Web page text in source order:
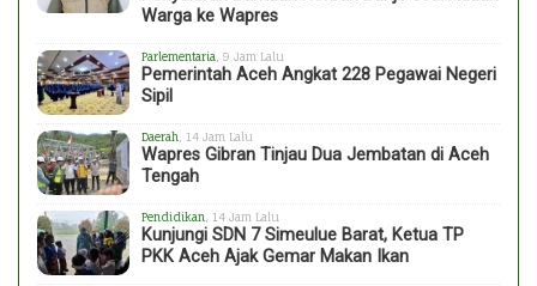
Warga ke Wapres
Parlementaria , 9 Jam Lalu
Pemerintah Aceh Angkat 228 Pegawai Negeri
Sipil
Daerah , 14 Jam Lalu
Wapres Gibran Tinjau Dua Jembatan di Aceh
Tengah
Pendidikan , 14 Jam Lalu
Kunjungi SDN 7 Simeulue Barat, Ketua TP
PKK Aceh Ajak Gemar Makan Ikan